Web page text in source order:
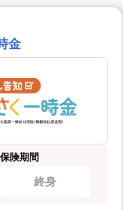
金
保険期間
終身